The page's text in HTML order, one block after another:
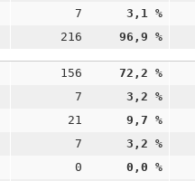
7 3,1 %
216 96,9 %
156 72,2 %
7 3,2 %
21 9,7 %
7 3,2 %
0 0,0 %